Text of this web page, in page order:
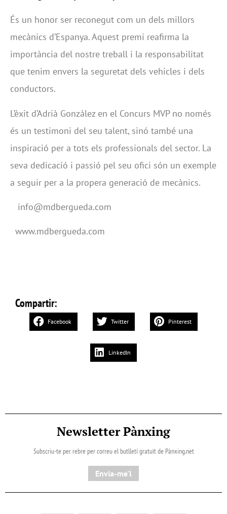
És un honor ser reconegut com un dels millors
mecànics d’Espanya. Aquest premi reafirma la
importància del nostre treball i la responsabilitat
que tenim envers la seguretat dels vehicles i dels
conductors.
L’èxit d’Adrià González en el Concurs MVP no només
és un testimoni del seu talent, sinó també una
inspiració per a tots els professionals del sector. La
seva dedicació i passió pel seu ofici són un exemple
a seguir per a la propera generació de mecànics.
info@mdbergueda.com
www.mdbergueda.com
Compartir:
Facebook Twitter Pinterest
LinkedIn
Newsletter Pànxing
Subscriu-te per rebre per correu el butlletí gratuït de Pànxing.net​
Envia-me'l